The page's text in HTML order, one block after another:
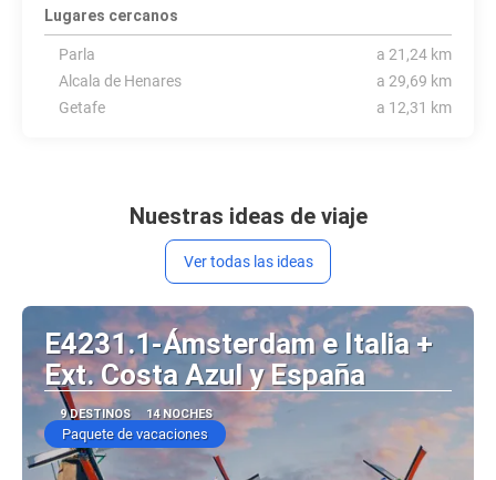
Lugares cercanos
Parla
a 21,24 km
Alcala de Henares
a 29,69 km
Getafe
a 12,31 km
Nuestras ideas de viaje
Ver todas las ideas
E4231.1-Ámsterdam e Italia +
Ext. Costa Azul y España
9 DESTINOS 14 NOCHES
Paquete de vacaciones